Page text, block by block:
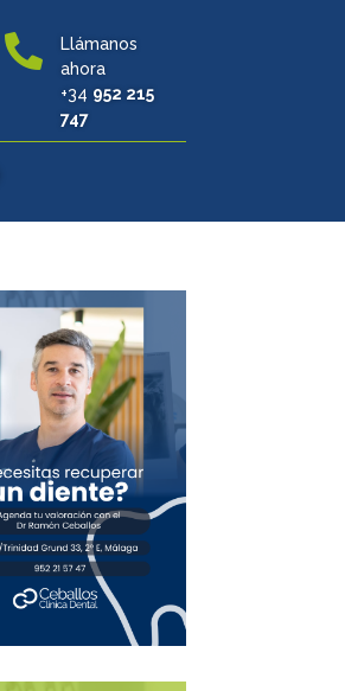

Llámanos
ahora
+34 952 215
747